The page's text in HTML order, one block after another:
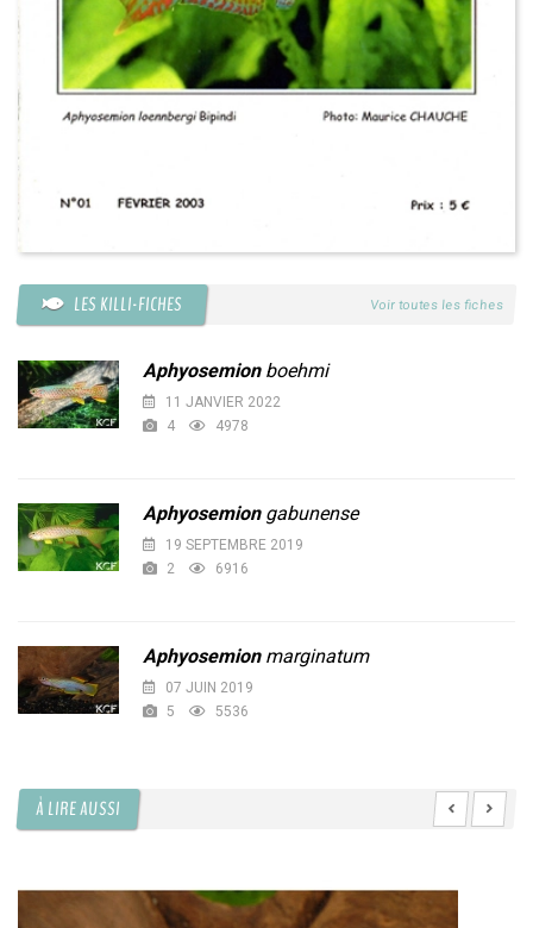
LES KILLI-FICHES Voir toutes les fiches
Aphyosemionboehmi
11 JANVIER 2022
4
4978
Aphyosemiongabunense
19 SEPTEMBRE 2019
2
6916
Aphyosemionmarginatum
07 JUIN 2019
5
5536
À LIRE AUSSI